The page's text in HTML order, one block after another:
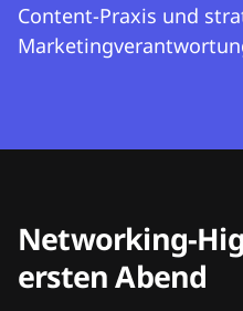
Content-Praxis und
Networking-
ersten Abend